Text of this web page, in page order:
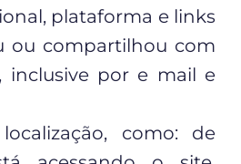
plataforma e links
ou compartilhou com
inclusive por e mail e
como: de